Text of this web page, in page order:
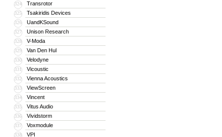
324 Transrotor
325 Tsakiridis Devices
326 UandKSound
327 Unison Research
328 V-Moda
329 Van Den Hul
330 Velodyne
331 Vicoustic
332 Vienna Acoustics
333 ViewScreen
334 Vincent
335 Vitus Audio
336 Vividstorm
337 Voxmodule
338 VPI